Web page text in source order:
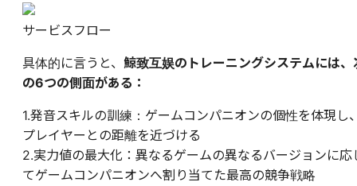
サービスフロー
具体的に言うと、 鯨致互娱のトレーニングシステムには、
の6つの側面がある：
1.発音スキルの訓練：ゲームコンパニオンの個性を体現し
プレイヤーとの距離を近づける
2.実力値の最大化：異なるゲームの異なるバージョンに応
てゲームコンパニオンへ割り当てた最高の競争戦略